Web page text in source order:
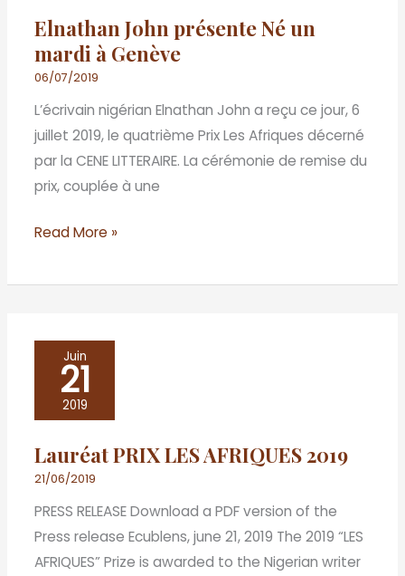
Elnathan John présente Né un
mardi à Genève
06/07/2019
L’écrivain nigérian Elnathan John a reçu ce jour, 6
juillet 2019, le quatrième Prix Les Afriques décerné
par la CENE LITTERAIRE. La cérémonie de remise du
prix, couplée à une
Read More »
Juin
21
2019
Lauréat PRIX LES AFRIQUES 2019
21/06/2019
PRESS RELEASE Download a PDF version of the
Press release Ecublens, june 21, 2019 The 2019 “LES
AFRIQUES” Prize is awarded to the Nigerian writer
Lauréat
PRIX
2019